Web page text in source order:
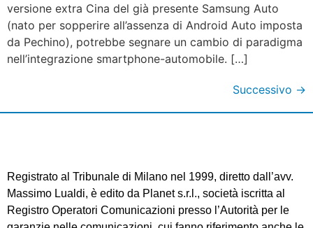
versione extra Cina del già presente Samsung Auto
(nato per sopperire all’assenza di Android Auto imposta
da Pechino), potrebbe segnare un cambio di paradigma
nell’integrazione smartphone-automobile. […]
Successivo →
Registrato al Tribunale di Milano nel 1999, diretto dall’avv.
Massimo Lualdi, è edito da Planet s.r.l., società iscritta al
Registro Operatori Comunicazioni presso l’Autorità per le